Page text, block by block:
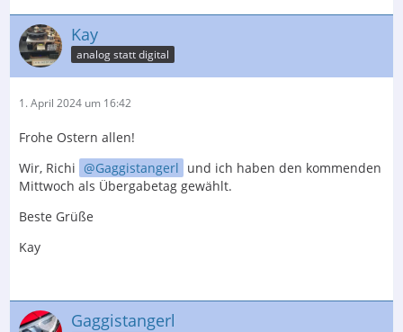
Kay
analog statt digital
1. April 2024 um 16:42
Frohe Ostern allen!
Wir, Richi
Gaggistangerl und ich haben den kommenden
Mittwoch als Übergabetag gewählt.
Beste Grüße
Kay
Gaggistangerl